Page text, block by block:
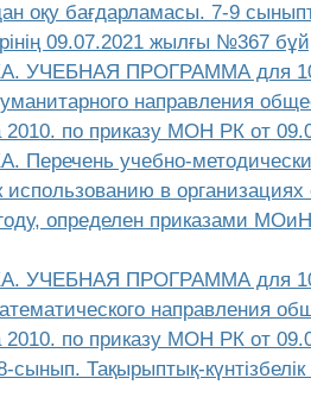
оқу бағдарламасы. 7-9
09.07.2021 жылғы №367
УЧЕБНАЯ ПРОГРАММА для
направления
по приказу МОН РК от
учебно-
в организациях
определен приказами
УЧЕБНАЯ ПРОГРАММА для
направления
по приказу МОН РК от
Тақырыптық-